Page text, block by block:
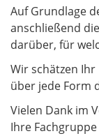
Auf Grundlage
anschließend
darüber, für
Wir schätzen
über jede Form
Vielen Dank im
Ihre